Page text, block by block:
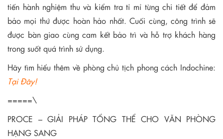
tiến hành nghiệm thu và kiểm tra tỉ mỉ từng chi tiết để đảm
bảo mọi thứ được hoàn hảo nhất. Cuối cùng, công trình sẽ
được bàn giao cùng cam kết bảo trì và hỗ trợ khách hàng
trong suốt quá trình sử dụng.
Hãy tìm hiểu thêm về phòng chủ tịch phong cách Indochine:
Tại Đây!
=====\
PROCE – GIẢI PHÁP TỔNG THỂ CHO VĂN PHÒNG
HẠNG SANG